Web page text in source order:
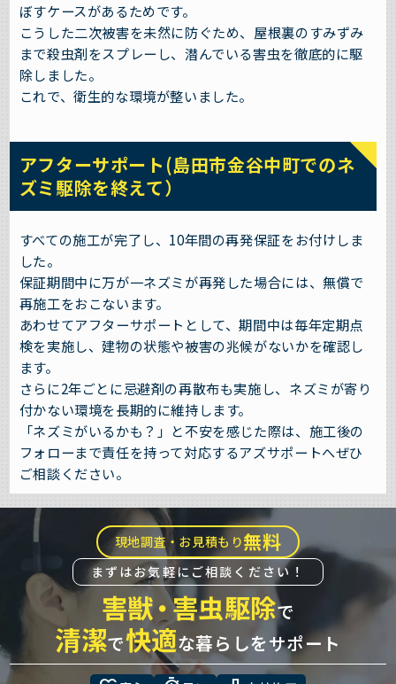
ぼすケースがあるためです。
こうした二次被害を未然に防ぐため、屋根裏のすみずみ
まで殺虫剤をスプレーし、潜んでいる害虫を徹底的に駆
除しました。
これで、衛生的な環境が整いました。
アフターサポート(島田市金谷中町でのネ
ズミ駆除を終えて）
すべての施工が完了し、10年間の再発保証をお付けしま
した。
保証期間中に万が一ネズミが再発した場合には、無償で
再施工をおこないます。
あわせてアフターサポートとして、期間中は毎年定期点
検を実施し、建物の状態や被害の兆候がないかを確認し
ます。
さらに2年ごとに忌避剤の再散布も実施し、ネズミが寄り
付かない環境を長期的に維持します。
「ネズミがいるかも？」と不安を感じた際は、施工後の
フォローまで責任を持って対応するアズサポートへぜひ
ご相談ください。
現地調査・お見積もり無料
まずはお気軽にご相談ください！
害獣・害虫駆除で
清潔で快適な暮らしをサポート